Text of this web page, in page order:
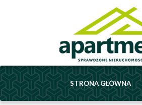
STRONA GŁÓWNA